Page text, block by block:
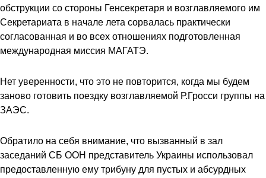
обструкции со стороны Генсекретаря и возглавляемого им
Секретариата в начале лета сорвалась практически
согласованная и во всех отношениях подготовленная
международная миссия МАГАТЭ.
Нет уверенности, что это не повторится, когда мы будем
заново готовить поездку возглавляемой Р.Гросси группы на
ЗАЭС.
Обратило на себя внимание, что вызванный в зал
заседаний СБ ООН представитель Украины использовал
предоставленную ему трибуну для пустых и абсурдных